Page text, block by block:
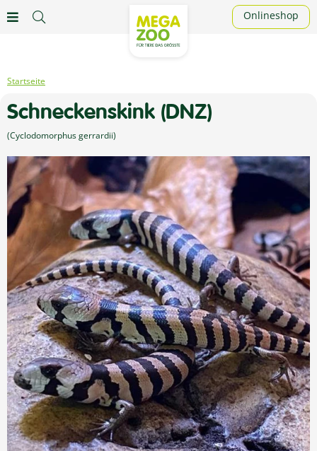
Onlineshop
Schneckenskink (DNZ)
(Cyclodomorphus gerrardii)